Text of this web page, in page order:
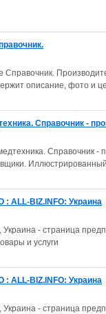
описание, фото и
Справочник -
Справочник -
ALL-BIZ.INFO: Украина
- страница
и услуги
ALL-BIZ.INFO: Украина
- страница